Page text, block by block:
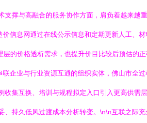
撑与高融合的服务协作方面，肩负着越来
信息网通过在线公示信息和定期更新人工、
层的价格透析需求，也提升价目比较后预估
企业与行业资源互通的组织实体，佛山市全
集互换、培训与规程拟定入口引入更高供
持久低风过渡成本分析转变。\n\n互联之际